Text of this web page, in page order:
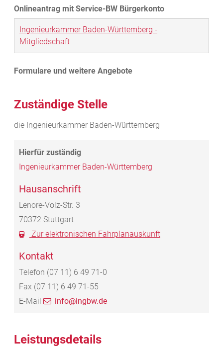
Ingenieurkammer Baden-Württemberg -
Mitgliedschaft
Zuständige Stelle
die Ingenieurkammer Baden-Württemberg
Ingenieurkammer Baden-Württemberg
Hausanschrift
Lenore-Volz-Str. 3
70372 Stuttgart
Zur elektronischen Fahrplanauskunft
Kontakt
Telefon (07 11) 6 49 71-0
Fax (07 11) 6 49 71-55
E-Mail
info@ingbw.de
Leistungsdetails